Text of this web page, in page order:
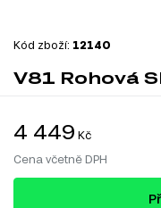
Kód zboží: 12140
V81 Rohová
4 449 Kč
Cena včetně DPH